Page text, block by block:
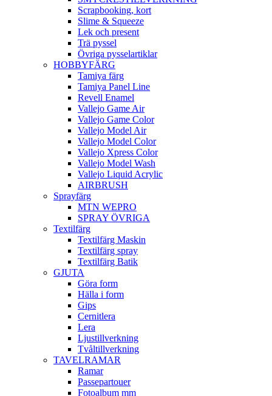
Scrapbooking, kort
Slime & Squeeze
Lek och present
Trä pyssel
Övriga pysselartiklar
HOBBYFÄRG
Tamiya färg
Tamiya Panel Line
Revell Enamel
Vallejo Game Air
Vallejo Game Color
Vallejo Model Air
Vallejo Model Color
Vallejo Xpress Color
Vallejo Model Wash
Vallejo Liquid Acrylic
AIRBRUSH
Sprayfärg
MTN WEPRO
SPRAY ÖVRIGA
Textilfärg
Textilfärg Maskin
Textilfärg spray
Textilfärg Batik
GJUTA
Göra form
Hälla i form
Gips
Cernitlera
Lera
Ljustillverkning
Tvåltillverkning
TAVELRAMAR
Ramar
Passepartouer
Fotoalbum mm